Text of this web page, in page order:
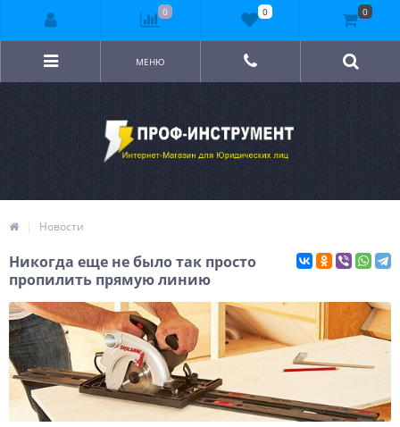
МЕНЮ
Новости
Никогда еще не было так просто
пропилить прямую линию
0 0 0